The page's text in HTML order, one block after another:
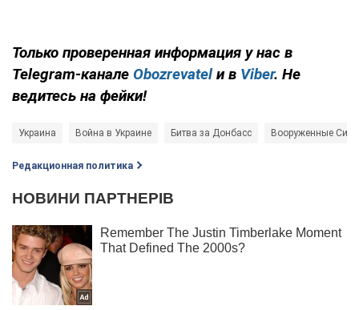
Только проверенная информация у нас в
Telegram-канале Obozrevatelи в Viber. Не
ведитесь на фейки!
Украина Война в Украине Битва за Донбасс Вооруженные
Редакционная политика